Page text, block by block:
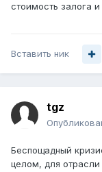
стоимость залога
Вставить ник
tgz
Беспощадный
целом, для отрасли